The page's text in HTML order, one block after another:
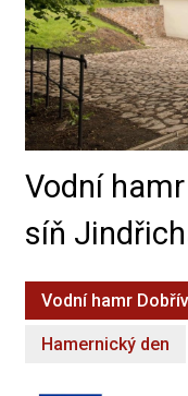
Vodní
síň
Vodní hamr Dobřív
Hamernický den